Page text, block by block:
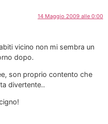
14 Maggio 2009 alle 0:00
vicino non mi sembra un
dopo.
son proprio contento che
divertente..